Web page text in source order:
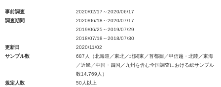
事前調査
2020/02/17～2020/06/17
調査期間
2020/06/18～2020/07/17
2019/06/25～2019/07/29
2018/07/18～2018/07/30
更新日
2020/11/02
サンプル数
687人（北海道／東北／北関東／首都圏／甲信越・北陸／東海
／近畿／中国・四国／九州を含む全国調査における総サンプル
数14,769人）
規定人数
50人以上